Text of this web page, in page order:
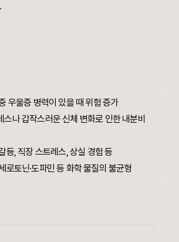
우울증 병력이 있을 때 위험 증가
스나 갑작스러운 신체 변화로 인한 내분비
등, 직장 스트레스, 상실 경험 등
로토닌·도파민 등 화학 물질의 불균형